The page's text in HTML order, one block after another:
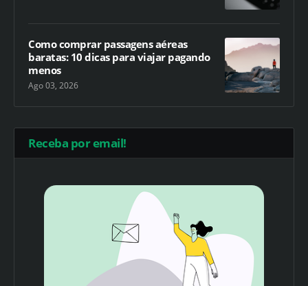
Como comprar passagens aéreas
baratas: 10 dicas para viajar pagando
menos
Ago 03, 2026
Receba por email!